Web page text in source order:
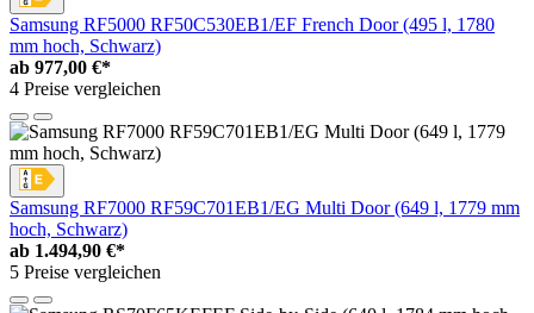
Samsung RF5000 RF50C530EB1/EF French Door (495 l, 1780
mm hoch, Schwarz)
ab 977,00 €*
4 Preise vergleichen
Samsung RF7000 RF59C701EB1/EG Multi Door (649 l, 1779 mm
hoch, Schwarz)
ab 1.494,90 €*
5 Preise vergleichen